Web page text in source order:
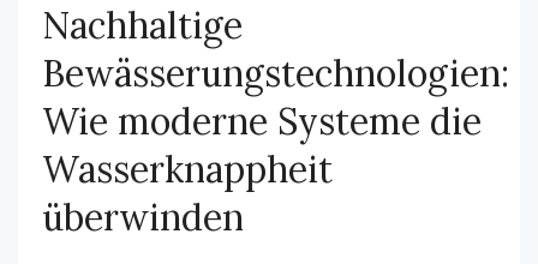
Nachhaltige
Bewässerungstechnologien:
Wie moderne Systeme die
Wasserknappheit
überwinden